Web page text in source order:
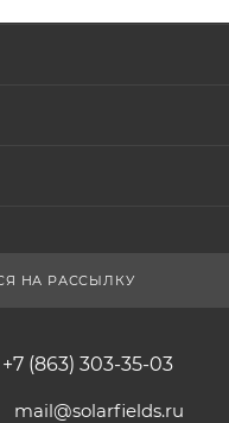
НА РАССЫЛКУ
+7 (863) 303-35-03
mail@solarfields.ru